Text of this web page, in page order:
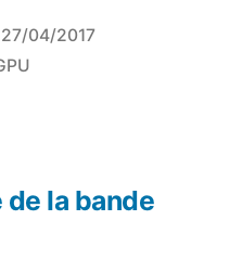
27/04/2017
:
:
de la bande